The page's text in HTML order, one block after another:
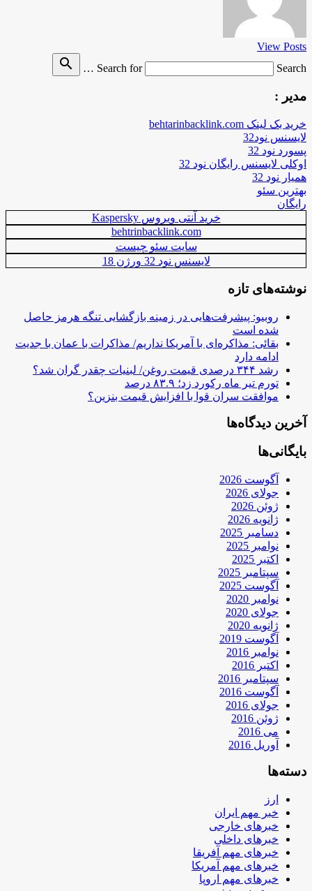
View Posts
Search for
Search …
search
مدیر :
خرید بک لینک behtarinbacklink.com
لایسنس نود32
پسورد نود 32
اوکلی لایسنس رایگان نود 32
همیار نود 32
بهترین سئو
رایگان
خرید آنتی ویروس Kaspersky
behtrinbacklink.com
سایت سئو چیست
لایسنس نود 32 ورژن 18
نوشته‌های تازه
روبیو: پیشرفت‌هایی در زمینه بازگشایی تنگه هرمز حاصل
شده است
بقائی: مذاکره‌ای با آمریکا نداریم/ مذاکرات با عمان با جدیت
ادامه دارد
رشد ۳۴۴ درصدی قیمت روغن/ لبنیات چقدر گران شد؟
تورم تیر ماه رکورد زد؛ ۸۳.۹ درصد
موافقت سران قوا با افزایش قیمت بنزین؟
آخرین دیدگاه‌ها
بایگانی‌ها
آگوست 2026
جولای 2026
ژوئن 2026
ژانویه 2026
دسامبر 2025
نوامبر 2025
اکتبر 2025
سپتامبر 2025
آگوست 2025
نوامبر 2020
جولای 2020
ژانویه 2020
آگوست 2019
نوامبر 2016
اکتبر 2016
سپتامبر 2016
آگوست 2016
جولای 2016
ژوئن 2016
می 2016
آوریل 2016
دسته‌ها
ارز
خبر مهم ایران
خبرهای خارجی
خبرهای داخلی
خبرهای مهم آفریقا
خبرهای مهم آمریکا
خبرهای مهم اروپا